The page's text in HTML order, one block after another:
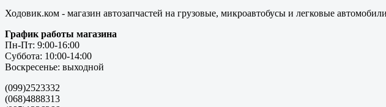
Ходовик.ком - магазин автозапчастей на грузовые, микроавтобусы и легковые
График работы магазина
Пн-Пт: 9:00-16:00
Суббота: 10:00-14:00
Воскресенье: выходной
(099)2523332
(068)4888313